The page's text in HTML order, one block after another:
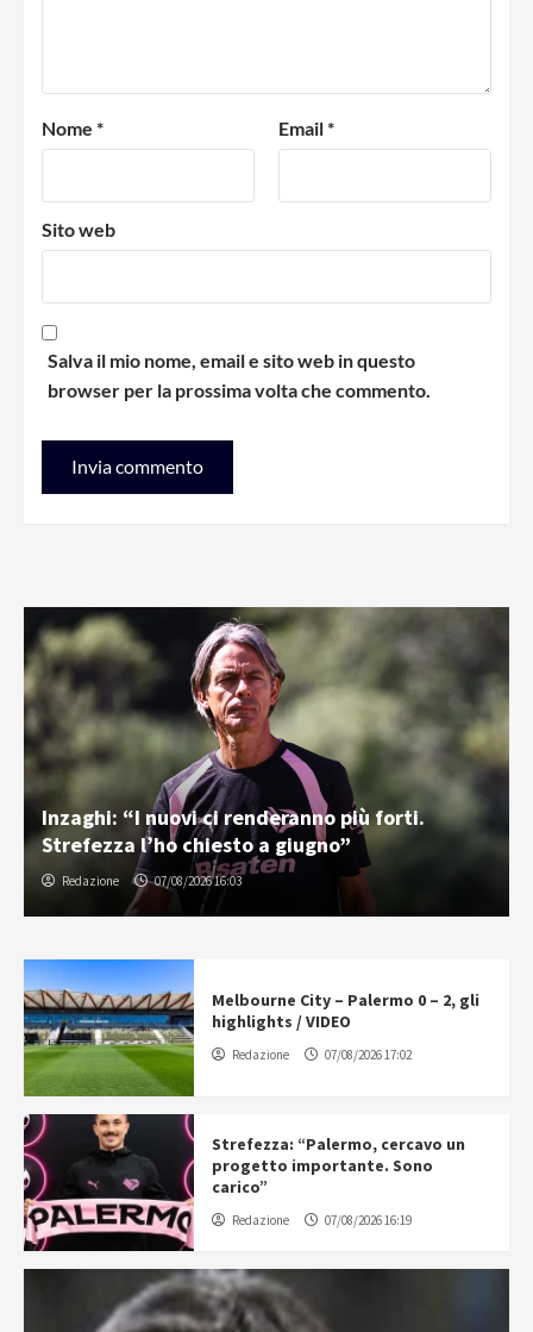
Nome * Email*
Sito web
Salva il mio nome, email e sito web in questo
browser per la prossima volta che commento.
Inzaghi: “I nuovi ci renderanno più forti.
Strefezza l’ho chiesto a giugno”
Redazione 07/08/2026 16:03
Melbourne City – Palermo 0 – 2, gli
highlights / VIDEO
Redazione 07/08/2026 17:02
Strefezza: “Palermo, cercavo un
progetto importante. Sono
carico”
Redazione 07/08/2026 16:19